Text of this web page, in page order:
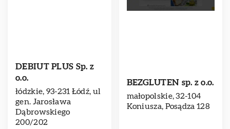
DEBIUT PLUS Sp. z
o.o.
łódzkie, 93-231 Łódź, ul
gen. Jarosława
Dąbrowskiego
200/202
BEZGLUTEN sp. z o.o.
małopolskie, 32-104
Koniusza, Posądza 128